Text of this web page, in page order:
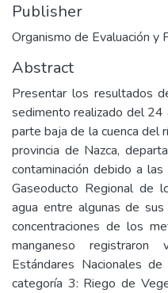
Publisher
Organismo de Evaluación y
Abstract
Presentar los resultados
sedimento realizado del
parte baja de la cuenca del
provincia de Nazca,
contaminación debido a
Gaseoducto Regional de
agua entre algunas de
concentraciones de los
manganeso
Estándares Nacionales
categoría 3: Riego de